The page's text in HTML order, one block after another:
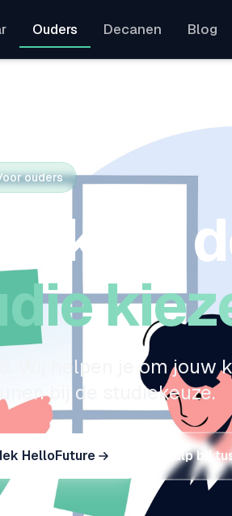
Ouders Decanen Blog
ouders
kind
Wij helpen je om jouw
bij de studiekeuze.
HelloFuture Hulp bij